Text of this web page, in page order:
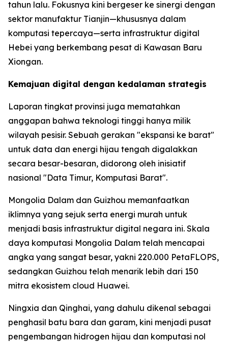
tahun lalu. Fokusnya kini bergeser ke sinergi dengan
sektor manufaktur Tianjin—khususnya dalam
komputasi tepercaya—serta infrastruktur digital
Hebei yang berkembang pesat di Kawasan Baru
Xiongan.
Kemajuan digital dengan kedalaman strategis
Laporan tingkat provinsi juga mematahkan
anggapan bahwa teknologi tinggi hanya milik
wilayah pesisir. Sebuah gerakan "ekspansi ke barat"
untuk data dan energi hijau tengah digalakkan
secara besar-besaran, didorong oleh inisiatif
nasional "Data Timur, Komputasi Barat".
Mongolia Dalam dan Guizhou memanfaatkan
iklimnya yang sejuk serta energi murah untuk
menjadi basis infrastruktur digital negara ini. Skala
daya komputasi Mongolia Dalam telah mencapai
angka yang sangat besar, yakni 220.000 PetaFLOPS,
sedangkan Guizhou telah menarik lebih dari 150
mitra ekosistem cloud Huawei.
Ningxia dan Qinghai, yang dahulu dikenal sebagai
penghasil batu bara dan garam, kini menjadi pusat
pengembangan hidrogen hijau dan komputasi nol